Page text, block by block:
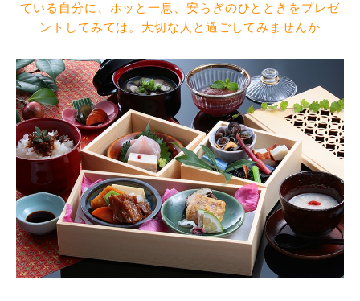
ている自分に、ホッと一息、安らぎのひとときをプレゼ
ントしてみては。大切な人と過ごしてみませんか